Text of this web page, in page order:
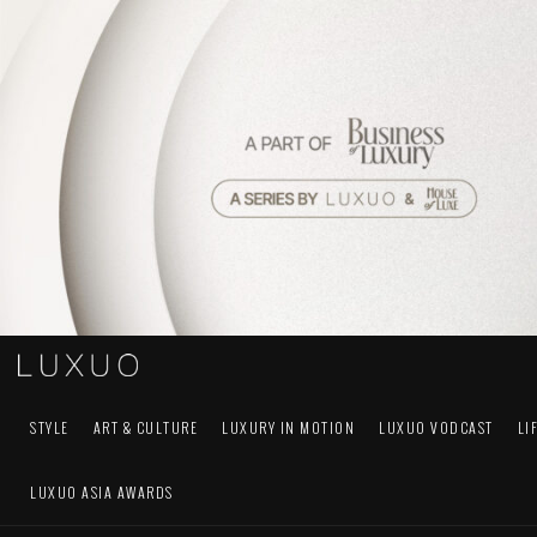
STYLE ART & CULTURE LUXURY IN MOTION LUXUO VODCAST
LUXUO ASIA AWARDS